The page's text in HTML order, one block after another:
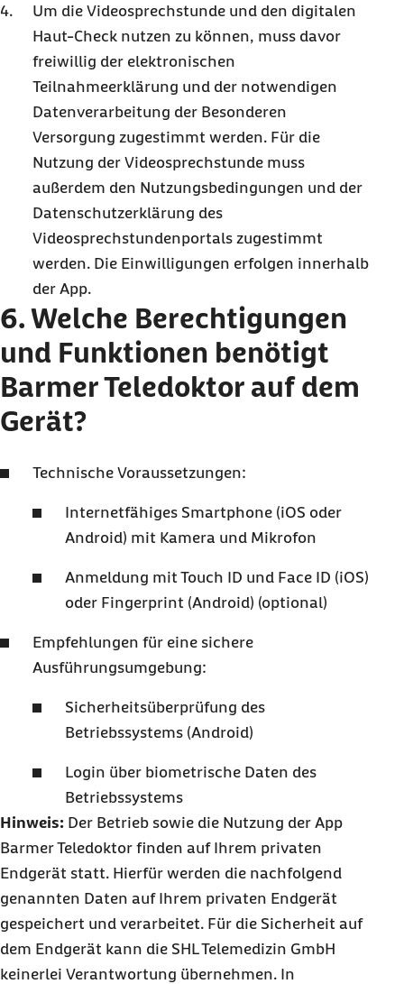
Um die Videosprechstunde und den digitalen
Haut-Check nutzen zu können, muss davor
freiwillig der elektronischen
Teilnahmeerklärung und der notwendigen
Datenverarbeitung der Besonderen
Versorgung zugestimmt werden. Für die
Nutzung der Videosprechstunde muss
außerdem den Nutzungsbedingungen und der
Datenschutzerklärung des
Videosprechstundenportals zugestimmt
werden. Die Einwilligungen erfolgen innerhalb
der App.
6. Welche Berechtigungen
und Funktionen benötigt
Barmer Teledoktor auf dem
Gerät?
Technische Voraussetzungen:
Internetfähiges Smartphone (iOS oder
Android) mit Kamera und Mikrofon
Anmeldung mit Touch ID und Face ID (iOS)
oder Fingerprint (Android) (optional)
Empfehlungen für eine sichere
Ausführungsumgebung:
Sicherheitsüberprüfung des
Betriebssystems (Android)
Login über biometrische Daten des
Betriebssystems
Hinweis: Der Betrieb sowie die Nutzung der App
Barmer Teledoktor finden auf Ihrem privaten
Endgerät statt. Hierfür werden die nachfolgend
genannten Daten auf Ihrem privaten Endgerät
gespeichert und verarbeitet. Für die Sicherheit auf
dem Endgerät kann die SHL Telemedizin GmbH
keinerlei Verantwortung übernehmen. In